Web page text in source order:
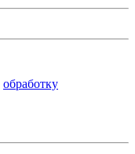
обработку